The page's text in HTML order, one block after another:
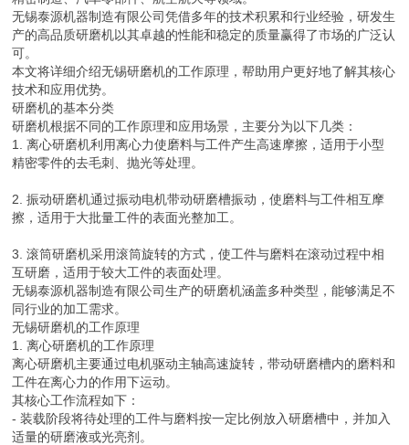
无锡泰源机器制造有限公司凭借多年的技术积累和行业经验，研发生
产的高品质研磨机以其卓越的性能和稳定的质量赢得了市场的广泛认
可。
本文将详细介绍无锡研磨机的工作原理，帮助用户更好地了解其核心
技术和应用优势。
研磨机的基本分类
研磨机根据不同的工作原理和应用场景，主要分为以下几类：
1. 离心研磨机利用离心力使磨料与工件产生高速摩擦，适用于小型
精密零件的去毛刺、抛光等处理。
2. 振动研磨机通过振动电机带动研磨槽振动，使磨料与工件相互摩
擦，适用于大批量工件的表面光整加工。
3. 滚筒研磨机采用滚筒旋转的方式，使工件与磨料在滚动过程中相
互研磨，适用于较大工件的表面处理。
无锡泰源机器制造有限公司生产的研磨机涵盖多种类型，能够满足不
同行业的加工需求。
无锡研磨机的工作原理
1. 离心研磨机的工作原理
离心研磨机主要通过电机驱动主轴高速旋转，带动研磨槽内的磨料和
工件在离心力的作用下运动。
其核心工作流程如下：
- 装载阶段将待处理的工件与磨料按一定比例放入研磨槽中，并加入
适量的研磨液或光亮剂。